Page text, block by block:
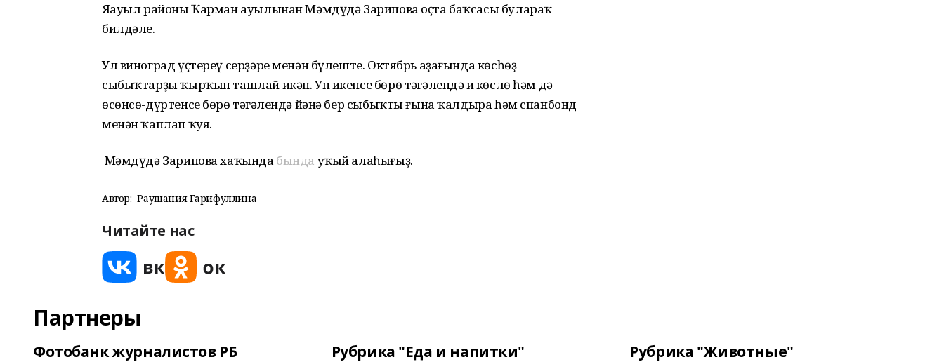
Яңауыл районы Ҡарман ауылынан Мәмдүдә Зарипова оҫта баҡсасы булараҡ
билдәле.
Ул виноград үҫтереү серҙәре менән бүлеште. Октябрь аҙағында көсһөҙ
сыбыҡтарҙы ҡырҡып ташлай икән. Ун икенсе бөрө тәңгәлендә иң көслө һәм дә
өсөнсө-дүртенсе бөрө тәңгәлендә йәнә бер сыбыҡты ғына ҡалдыра һәм спанбонд
менән ҡаплап ҡуя.
Мәмдүдә Зарипова хаҡында бында уҡый алаһығыҙ.
Автор: Раушания Гарифуллина
Читайте нас
Партнеры
Фотобанк журналистов РБ Рубрика "Еда и напитки" Рубрика "Животные"